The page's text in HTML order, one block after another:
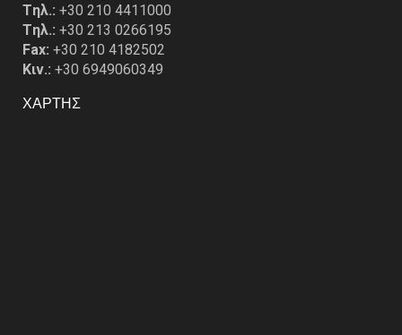
Tηλ.: +30 210 4411000
Tηλ.: +30 213 0266195
Fax: +30 210 4182502
Κιν.: +30 6949060349
ΧΑΡΤΗΣ